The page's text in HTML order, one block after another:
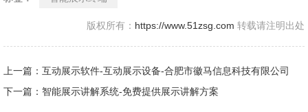
版权所有： https://www.51zsg.com 转载请注明出处
上一篇：互动展示软件-互动展示设备-合肥市徽马信息科技有限公司
下一篇：智能展示讲解系统-免费提供展示讲解方案